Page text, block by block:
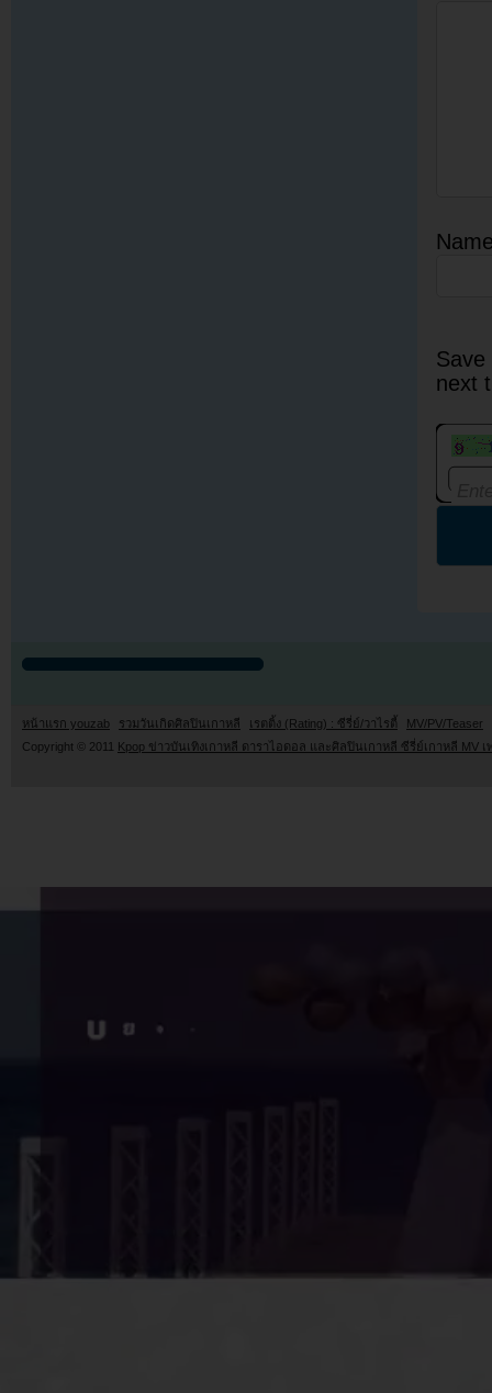
next
หน้าแรก youzab รวมวันเกิดศิลปินเกาหลี เรตติ้ง (Rating) : ซีรี่ย์/วาไรตี้
MV/PV/Teaser
Copyright © 2011 Kpop ข่าวบันเทิงเกาหลี ดาราไอดอล และศิลปินเกาหลี ซีรี่ย์เกาหลี MV